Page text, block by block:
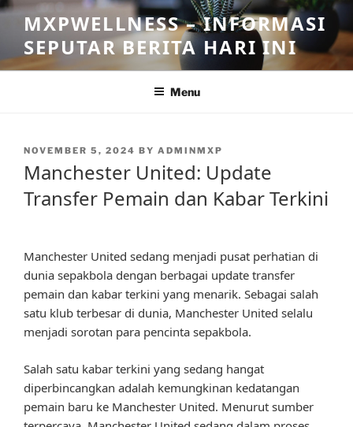
Skip
content
MXPWELLNESS – INFORMASI
SEPUTAR BERITA HARI INI
Menu
POSTED
NOVEMBER 5, 2024 BY ADMINMXP
Manchester United: Update
Transfer Pemain dan Kabar Terkini
Manchester United sedang menjadi pusat perhatian di
dunia sepakbola dengan berbagai update transfer
pemain dan kabar terkini yang menarik. Sebagai salah
satu klub terbesar di dunia, Manchester United selalu
menjadi sorotan para pencinta sepakbola.
Salah satu kabar terkini yang sedang hangat
diperbincangkan adalah kemungkinan kedatangan
pemain baru ke Manchester United. Menurut sumber